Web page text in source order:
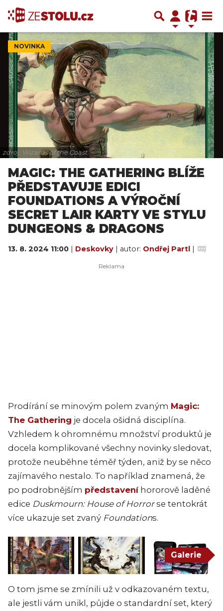
NOVINKA
zdroj: Wizards of the Coast
MAGIC: THE GATHERING BLÍŽE
PŘEDSTAVUJE EDICI
FOUNDATIONS A VÝROČNÍ
SECRET LAIR KARTY VE STYLU
DUNGEONS & DRAGONS
13. 8. 2024 11:00 | Deskovky | autor: Ondřej Partl |
Prodírání se minovým polem zvaným Magic:
The Gathering je docela ošidná disciplína.
Vzhledem k ohromnému množství produktů je
docela komplikované všechny novinky sledovat,
protože neuběhne téměř týden, aniž by se něco
zajímavého nestalo. To například znamená, že
po podrobnějším představeníhororově laděné
edice Duskmourn: House of Horrorse tentokrát
více ukazuje set zvaný Foundations.
Galerie
O tom jsme se zmínili už v odkazovaném textu,
ale jestli vám unikl, půjde o standardní set, který